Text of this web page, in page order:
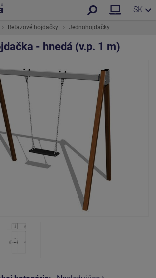
SK
Reťazové hojdačky Jednohojdačky
- hnedá (v.p. 1 m)